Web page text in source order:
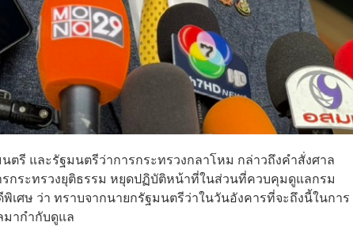
รี และรัฐมนตรีว่าการกระทรวงกลาโหม กล่าวถึงคำสั่งศาล
กระทรวงยุติธรรม หยุดปฏิบัติหน้าที่ในส่วนที่ควบคุมดูแลกรม
เศษ ว่า ทราบจากนายกรัฐมนตรีว่าในวันอังคารที่จะถึงนี้ในการ
ากำกับดูแล